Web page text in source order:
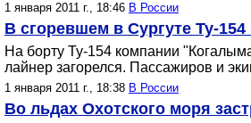
1 января 2011 г., 18:46 В России
В сгоревшем в Сургуте Ту-
На борту Ту-154 компании
лайнер загорелся. Пассажиров и
1 января 2011 г., 18:38 В России
Во льдах Охотского моря